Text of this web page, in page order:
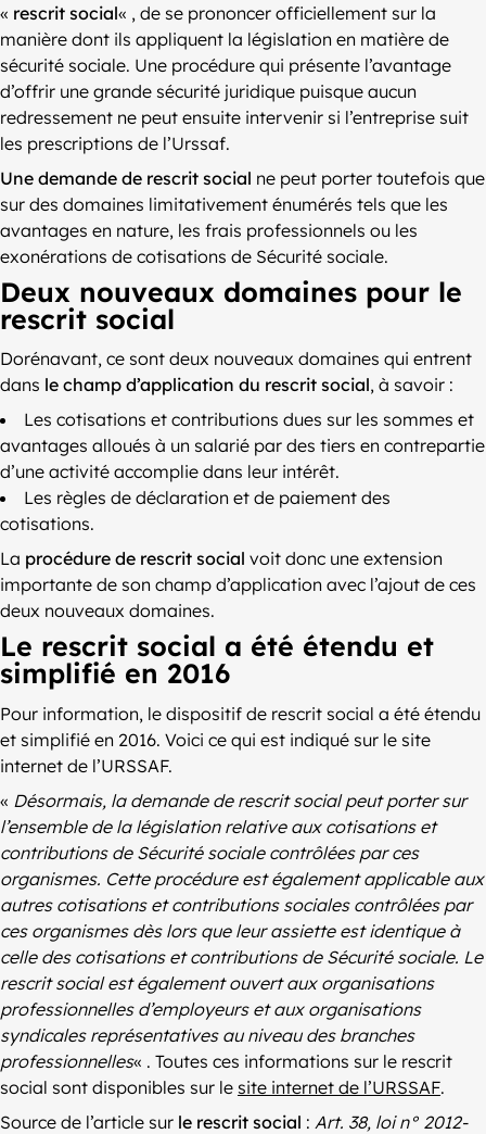
« rescrit social« , de se prononcer officiellement sur la
manière dont ils appliquent la législation en matière de
sécurité sociale. Une procédure qui présente l’avantage
d’offrir une grande sécurité juridique puisque aucun
redressement ne peut ensuite intervenir si l’entreprise suit
les prescriptions de l’Urssaf.
Une demande de rescrit social ne peut porter toutefois que
sur des domaines limitativement énumérés tels que les
avantages en nature, les frais professionnels ou les
exonérations de cotisations de Sécurité sociale.
Deux nouveaux domaines pour le
rescrit social
Dorénavant, ce sont deux nouveaux domaines qui entrent
dans le champ d’application du rescrit social, à savoir :
Les cotisations et contributions dues sur les sommes et
avantages alloués à un salarié par des tiers en contrepartie
d’une activité accomplie dans leur intérêt.
Les règles de déclaration et de paiement des
cotisations.
La procédure de rescrit social voit donc une extension
importante de son champ d’application avec l’ajout de ces
deux nouveaux domaines.
Le rescrit social a été étendu et
simplifié en 2016
Pour information, le dispositif de rescrit social a été étendu
et simplifié en 2016. Voici ce qui est indiqué sur le site
internet de l’URSSAF.
« Désormais, la demande de rescrit social peut porter sur
l’ensemble de la législation relative aux cotisations et
contributions de Sécurité sociale contrôlées par ces
organismes. Cette procédure est également applicable aux
autres cotisations et contributions sociales contrôlées par
ces organismes dès lors que leur assiette est identique à
celle des cotisations et contributions de Sécurité sociale. Le
rescrit social est également ouvert aux organisations
professionnelles d’employeurs et aux organisations
syndicales représentatives au niveau des branches
professionnelles« . Toutes ces informations sur le rescrit
social sont disponibles sur le site internet de l’URSSAF.
Source de l’article sur le rescrit social : Art. 38, loi n° 2012-